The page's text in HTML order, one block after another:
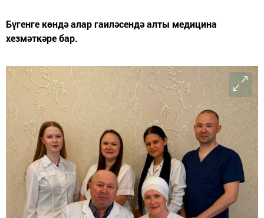
Бүгенге көндә алар гаиләсендә алты медицина
хезмәткәре бар.